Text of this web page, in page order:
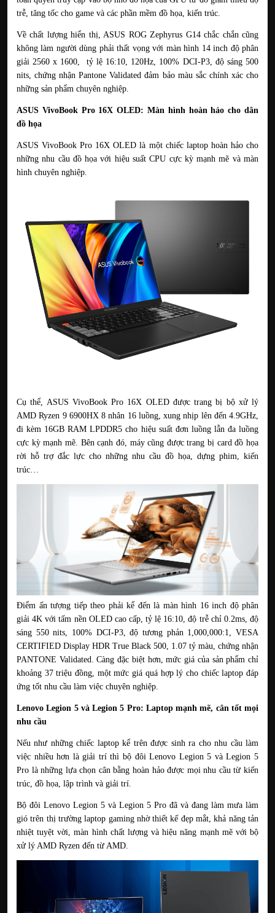
trễ, tăng tốc cho game và các phần mềm đồ họa, kiến trúc.
Về chất lượng hiển thị, ASUS ROG Zephyrus G14 chắc chắn cũng
không làm người dùng phải thất vọng với màn hình 14 inch độ phân
giải 2560 x 1600,  tỷ lệ 16:10, 120Hz, 100% DCI-P3, độ sáng 500
nits, chứng nhận Pantone Validated đảm bảo màu sắc chính xác cho
những sản phẩm chuyên nghiệp.
ASUS VivoBook Pro 16X OLED: Màn hình hoàn hảo cho dân
đồ họa
ASUS VivoBook Pro 16X OLED là một chiếc laptop hoàn hảo cho
những nhu cầu đồ họa với hiệu suất CPU cực kỳ mạnh mẽ và màn
hình chuyên nghiệp.
Cụ thể, ASUS VivoBook Pro 16X OLED được trang bị bộ xử lý
AMD Ryzen 9 6900HX 8 nhân 16 luồng, xung nhịp lên đến 4.9GHz,
đi kèm 16GB RAM LPDDR5 cho hiệu suất đơn luồng lẫn đa luồng
cực kỳ mạnh mẽ. Bên cạnh đó, máy cũng được trang bị card đồ họa
rời hỗ trợ đắc lực cho những nhu cầu đồ họa, dựng phim, kiến
trúc…
Điểm ấn tượng tiếp theo phải kể đến là màn hình 16 inch độ phân
giải 4K với tấm nền OLED cao cấp, tỷ lệ 16:10, độ trễ chỉ 0.2ms, độ
sáng 550 nits, 100% DCI-P3, độ tương phản 1,000,000:1, VESA
CERTIFIED Display HDR True Black 500, 1.07 tỷ màu, chứng nhận
PANTONE Validated. Càng đặc biệt hơn, mức giá của sản phẩm chỉ
khoảng 37 triệu đồng, một mức giá quá hợp lý cho chiếc laptop đáp
ứng tốt nhu cầu làm việc chuyên nghiệp.
Lenovo Legion 5 và Legion 5 Pro: Laptop mạnh mẽ, cân tốt mọi
nhu cầu
Nếu như những chiếc laptop kể trên được sinh ra cho nhu cầu làm
việc nhiều hơn là giải trí thì bộ đôi Lenovo Legion 5 và Legion 5
Pro là những lựa chọn cân bằng hoàn hảo được mọi nhu cầu từ kiến
trúc, đồ họa, lập trình và giải trí.
Bộ đôi Lenovo Legion 5 và Legion 5 Pro đã và đang làm mưa làm
gió trên thị trường laptop gaming nhờ thiết kế đẹp mắt, khả năng tản
nhiệt tuyệt vời, màn hình chất lượng và hiệu năng mạnh mẽ với bộ
xử lý AMD Ryzen đến từ AMD.